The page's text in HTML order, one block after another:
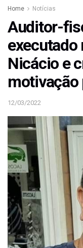
Home Notícias
Auditor-
executado
Nicácio e
motivação
12/03/2022